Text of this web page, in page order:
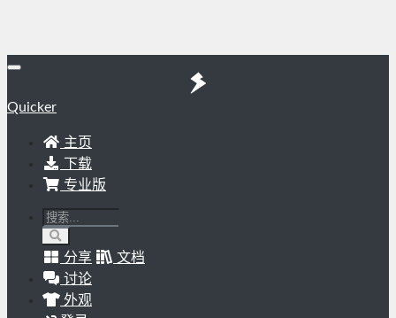
Quicker
主页
下载
专业版
分享
文档
讨论
外观